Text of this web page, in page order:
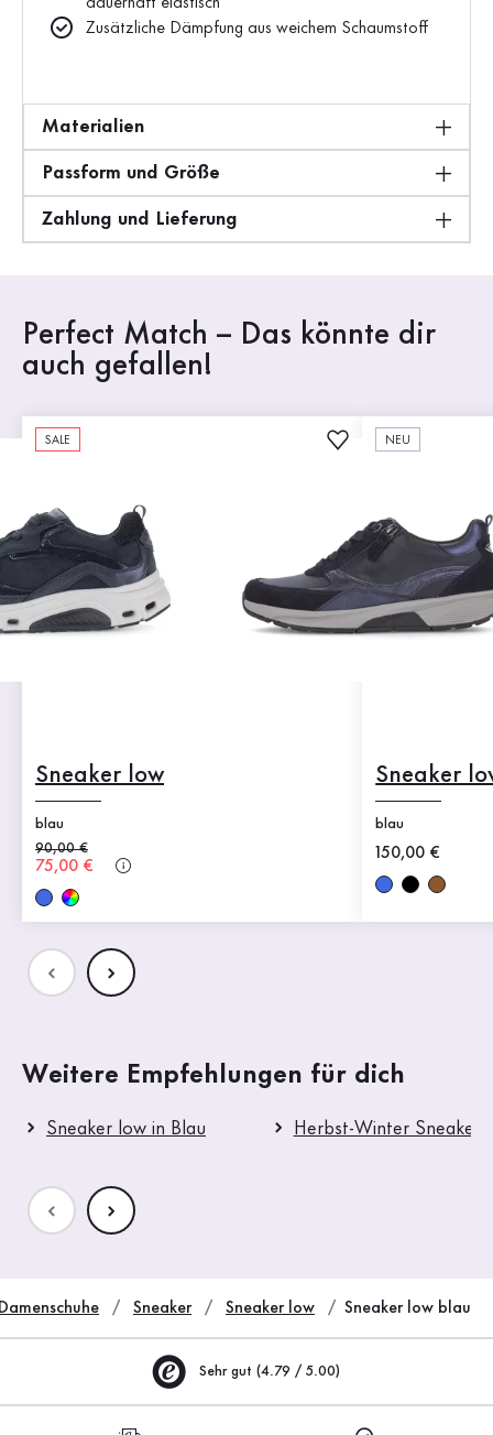
dauerhaft elastisch
Zusätzliche Dämpfung aus weichem Schaumstoff
Materialien
Passform und Größe
Zahlung und Lieferung
Perfect Match – Das könnte dir
auch gefallen!
SALE
Sneaker low
blau
Alter Preis
90,00 €
Neuer Preis
75,00 €
NEU
Sneaker
blau
Neuer Preis
150,00 €
Weitere Empfehlungen für dich
Sneaker low in Blau Herbst-Winter Sneaker
Sneaker Sneaker low Sneaker low blau
Sehr gut (4.79 / 5.00)